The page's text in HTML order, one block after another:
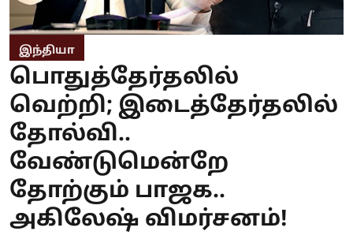
இந்தியா
பொதுத்தேர்தலில்
வெற்றி; இடைத்தேர்தலில்
தோல்வி..
வேண்டுமென்றே
தோற்கும் பாஜக..
அகிலேஷ் விமர்சனம்!